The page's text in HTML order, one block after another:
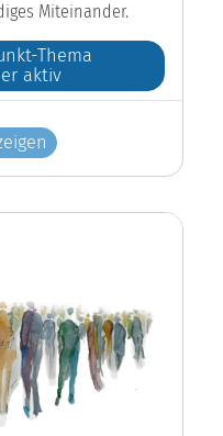
Miteinander.
Thema
aktiv